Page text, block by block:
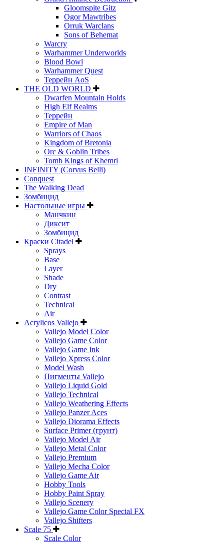
Gloomspite Gitz
Ogor Mawtribes
Orruk Warclans
Sons of Behemat
Warcry
Warhammer Underworlds
Blood Bowl
Warhammer Quest
Террейн AoS
THE OLD WORLD
Dwarfen Mountain Holds
High Elf Realms
Террейн
Empire of Man
Warriors of Chaos
Kingdom of Bretonia
Orc & Goblin Tribes
Tomb Kings of Khemri
INFINITY (Corvus Belli)
Conquest
The Walking Dead
Зомбицид
Настольные игры
Манчкин
Диксит
Зомбицид
Краски Citadel
Sprays
Base
Layer
Shade
Dry
Contrast
Technical
Air
Acrylicos Vallejo
Vallejo Model Color
Vallejo Game Color
Vallejo Game Ink
Vallejo Xpress Color
Model Wash
Пигменты Vallejo
Vallejo Liquid Gold
Vallejo Technical
Vallejo Weathering Effects
Vallejo Panzer Aces
Vallejo Diorama Effects
Surface Primer (грунт)
Vallejo Model Air
Vallejo Metal Color
Vallejo Premium
Vallejo Mecha Color
Vallejo Game Air
Hobby Tools
Hobby Paint Spray
Vallejo Scenery
Vallejo Game Color Special FX
Vallejo Shifters
Scale 75
Scale Color